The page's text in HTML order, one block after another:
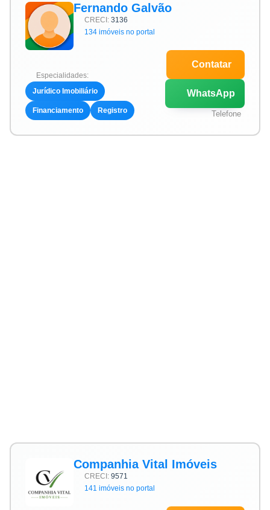
Fernando Galvão
CRECI: 3136
134 imóveis no portal
Especialidades:
Jurídico Imobiliário
Financiamento Registro
Contatar
WhatsApp
Telefone
Companhia Vital Imóveis
CRECI: 9571
141 imóveis no portal